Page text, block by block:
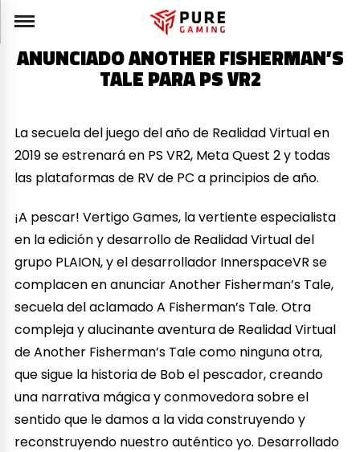
ANUNCIADO ANOTHER FISHERMAN’S
TALE PARA PS VR2
La secuela del juego del año de Realidad Virtual en
2019 se estrenará en PS VR2, Meta Quest 2 y todas
las plataformas de RV de PC a principios de año.
¡A pescar! Vertigo Games, la vertiente especialista
en la edición y desarrollo de Realidad Virtual del
grupo PLAION, y el desarrollador InnerspaceVR se
complacen en anunciar Another Fisherman’s Tale,
secuela del aclamado A Fisherman’s Tale. Otra
compleja y alucinante aventura de Realidad Virtual
de Another Fisherman’s Tale como ninguna otra,
que sigue la historia de Bob el pescador, creando
una narrativa mágica y conmovedora sobre el
sentido que le damos a la vida construyendo y
reconstruyendo nuestro auténtico yo. Desarrollado